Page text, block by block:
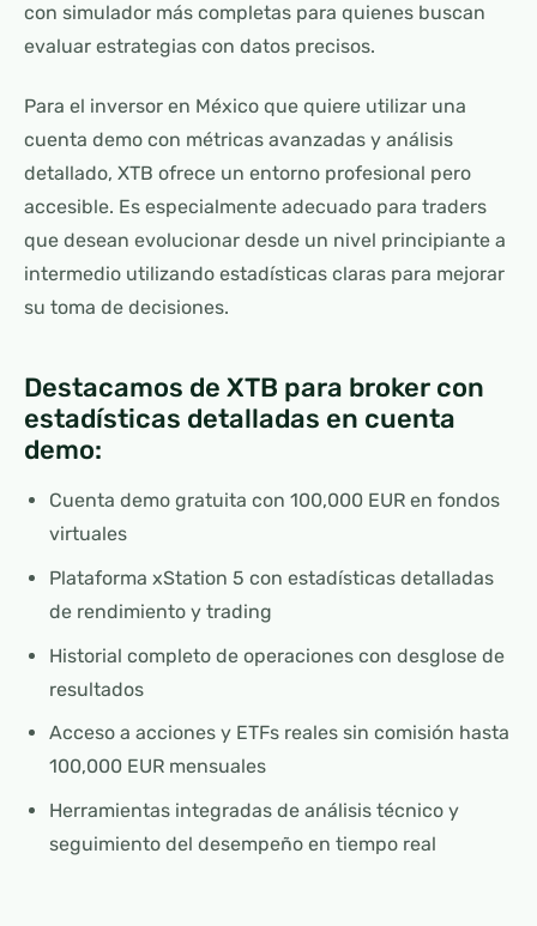
con simulador más completas para quienes buscan
evaluar estrategias con datos precisos.
Para el inversor en México que quiere utilizar una
cuenta demo con métricas avanzadas y análisis
detallado, XTB ofrece un entorno profesional pero
accesible. Es especialmente adecuado para traders
que desean evolucionar desde un nivel principiante a
intermedio utilizando estadísticas claras para mejorar
su toma de decisiones.
Destacamos de XTB para broker con
estadísticas detalladas en cuenta
demo:
Cuenta demo gratuita con 100,000 EUR en fondos
virtuales
Plataforma xStation 5 con estadísticas detalladas
de rendimiento y trading
Historial completo de operaciones con desglose de
resultados
Acceso a acciones y ETFs reales sin comisión hasta
100,000 EUR mensuales
Herramientas integradas de análisis técnico y
seguimiento del desempeño en tiempo real